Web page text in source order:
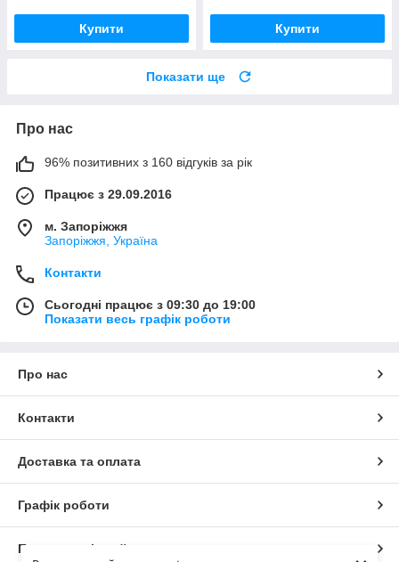
Купити Купити
Показати ще
Про нас
96% позитивних з 160 відгуків за рік
Працює з 29.09.2016
м. Запоріжжя
Запоріжжя, Україна
Контакти
Сьогодні працює з 09:30 до 19:00
Показати весь графік роботи
Про нас
Контакти
Доставка та оплата
Графік роботи
Повна версія сайту